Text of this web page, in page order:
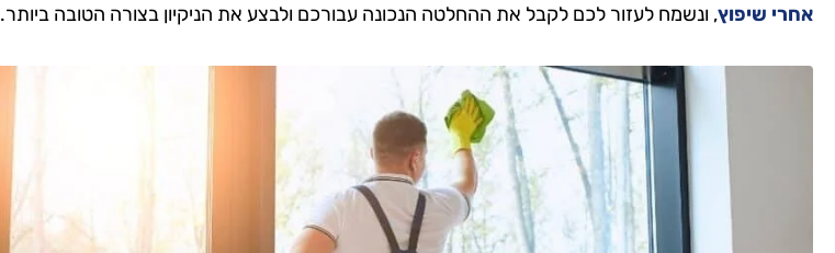
אחרי שיפוץ, ונשמח לעזור לכם לקבל את ההחלטה הנכונה עבורכם ולבצע את הניקיון בצורה הטובה ביותר.